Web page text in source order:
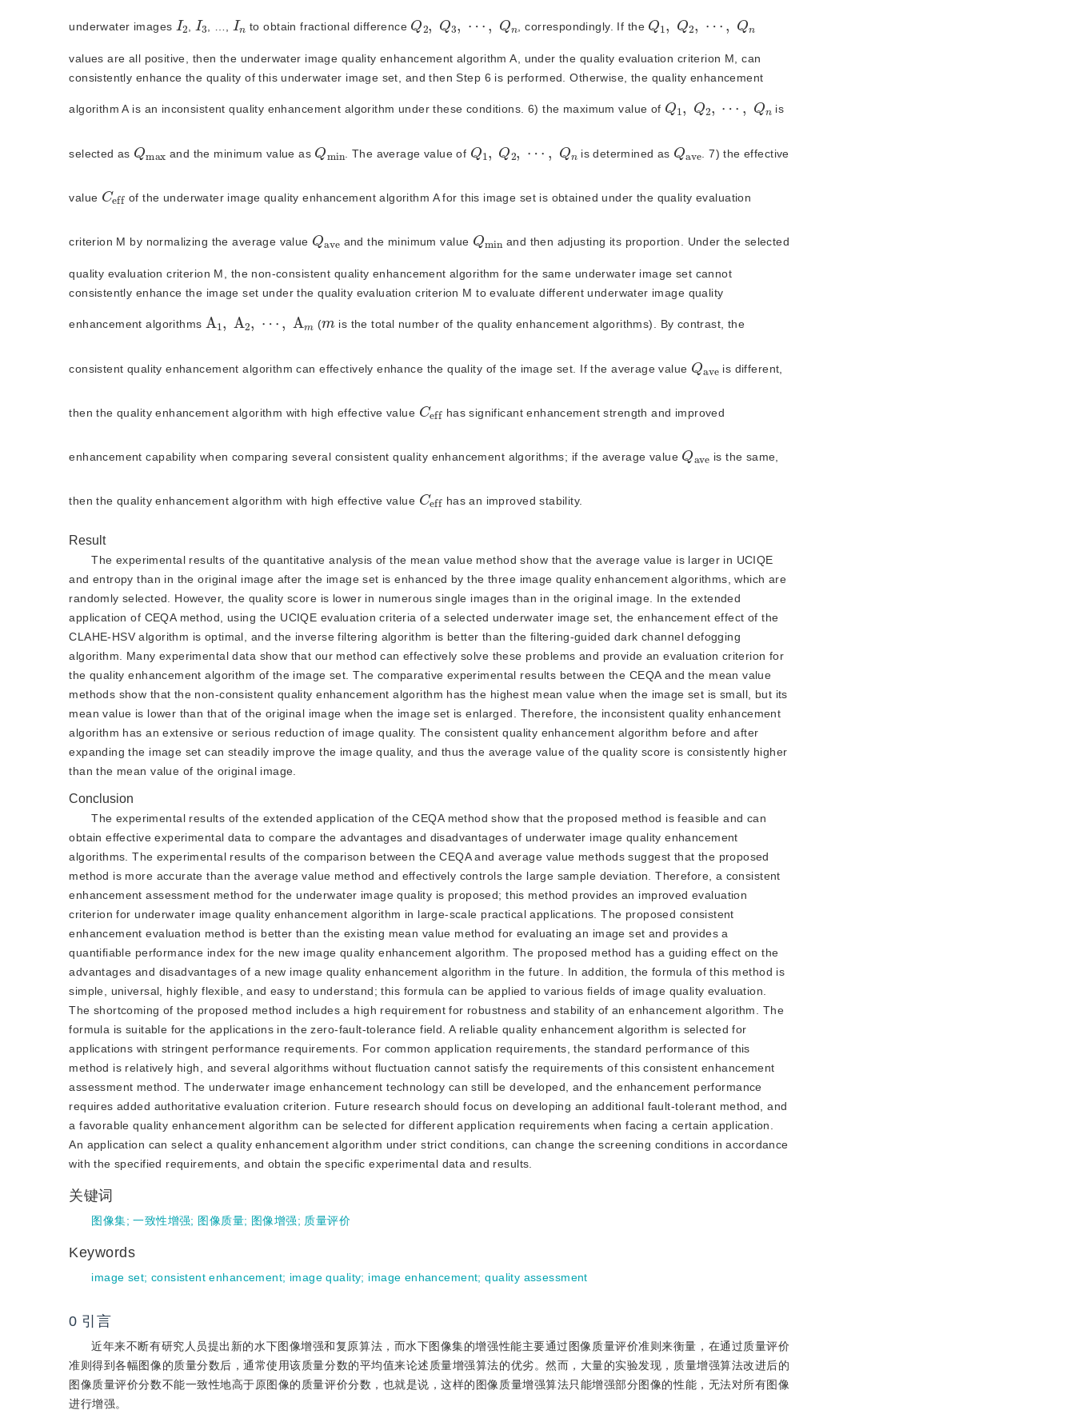
underwater images I
2 I
3 I
n to obtain fractional difference Q ,Q Qn , correspondingly. If the Q ,Q Qn
values are all positive, then the underwater image quality enhancement algorithm A, under the quality evaluation criterion M, can
consistently enhance the quality of this underwater image set, and then Step 6 is performed. Otherwise, the quality enhancement
algorithm A is an inconsistent quality enhancement algorithm under these conditions. 6) the maximum value of Q ,Q Qn is
selected as Q
a and the minimum value as Qn . The average value of Q ,Q Qn is determined as Q
v . 7) the effective
value C
ff of the underwater image quality enhancement algorithm A for this image set is obtained under the quality evaluation
criterion M by normalizing the average value Q
v and the minimum value Qn and then adjusting its proportion. Under the selected
quality evaluation criterion M, the non-consistent quality enhancement algorithm for the same underwater image set cannot
consistently enhance the image set under the quality evaluation criterion M to evaluate different underwater image quality
enhancement algorithms ,A m (m is the total number of the quality enhancement algorithms). By contrast, the
consistent quality enhancement algorithm can effectively enhance the quality of the image set. If the average value Q
v is different,
then the quality enhancement algorithm with high effective value C
ff has significant enhancement strength and improved
enhancement capability when comparing several consistent quality enhancement algorithms; if the average value Q
v is the same,
then the quality enhancement algorithm with high effective value C
ff has an improved stability.
Result
The experimental results of the quantitative analysis of the mean value method show that the average value is larger in UCIQE
and entropy than in the original image after the image set is enhanced by the three image quality enhancement algorithms, which are
randomly selected. However, the quality score is lower in numerous single images than in the original image. In the extended
application of CEQA method, using the UCIQE evaluation criteria of a selected underwater image set, the enhancement effect of the
CLAHE-HSV algorithm is optimal, and the inverse filtering algorithm is better than the filtering-guided dark channel defogging
algorithm. Many experimental data show that our method can effectively solve these problems and provide an evaluation criterion for
the quality enhancement algorithm of the image set. The comparative experimental results between the CEQA and the mean value
methods show that the non-consistent quality enhancement algorithm has the highest mean value when the image set is small, but its
mean value is lower than that of the original image when the image set is enlarged. Therefore, the inconsistent quality enhancement
algorithm has an extensive or serious reduction of image quality. The consistent quality enhancement algorithm before and after
expanding the image set can steadily improve the image quality, and thus the average value of the quality score is consistently higher
than the mean value of the original image.
Conclusion
The experimental results of the extended application of the CEQA method show that the proposed method is feasible and can
obtain effective experimental data to compare the advantages and disadvantages of underwater image quality enhancement
algorithms. The experimental results of the comparison between the CEQA and average value methods suggest that the proposed
method is more accurate than the average value method and effectively controls the large sample deviation. Therefore, a consistent
enhancement assessment method for the underwater image quality is proposed; this method provides an improved evaluation
criterion for underwater image quality enhancement algorithm in large-scale practical applications. The proposed consistent
enhancement evaluation method is better than the existing mean value method for evaluating an image set and provides a
quantifiable performance index for the new image quality enhancement algorithm. The proposed method has a guiding effect on the
advantages and disadvantages of a new image quality enhancement algorithm in the future. In addition, the formula of this method is
simple, universal, highly flexible, and easy to understand; this formula can be applied to various fields of image quality evaluation.
The shortcoming of the proposed method includes a high requirement for robustness and stability of an enhancement algorithm. The
formula is suitable for the applications in the zero-fault-tolerance field. A reliable quality enhancement algorithm is selected for
applications with stringent performance requirements. For common application requirements, the standard performance of this
method is relatively high, and several algorithms without fluctuation cannot satisfy the requirements of this consistent enhancement
assessment method. The underwater image enhancement technology can still be developed, and the enhancement performance
requires added authoritative evaluation criterion. Future research should focus on developing an additional fault-tolerant method, and
a favorable quality enhancement algorithm can be selected for different application requirements when facing a certain application.
An application can select a quality enhancement algorithm under strict conditions, can change the screening conditions in accordance
with the specified requirements, and obtain the specific experimental data and results.
关键词
图像集;一致性增强; 图像质量; 图像增强; 质量评价
Keywords
image set; consistent enhancement; image quality; image enhancement;quality assessment
0 引言
近年来不断有研究人员提出新的水下图像增强和复原算法，而水下图像集的增强性能主要通过图像质量评价准则来衡量，在通过质量评价
准则得到各幅图像的质量分数后，通常使用该质量分数的平均值来论述质量增强算法的优劣。然而，大量的实验发现，质量增强算法改进后的
图像质量评价分数不能一致性地高于原图像的质量评价分数，也就是说，这样的图像质量增强算法只能增强部分图像的性能，无法对所有图像
进行增强。